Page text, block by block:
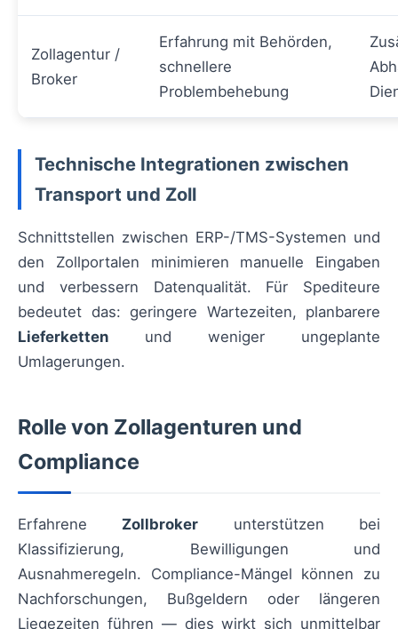
Zollagentur /
Broker
Erfahrung mit Behörden,
schnellere
Problembehebung
Technische Integrationen zwischen
Transport und Zoll
Schnittstellen zwischen ERP-/TMS-Systemen und
den Zollportalen minimieren manuelle Eingaben
und verbessern Datenqualität. Für Spediteure
bedeutet das: geringere Wartezeiten, planbarere
Lieferketten und weniger ungeplante
Umlagerungen.
Rolle von Zollagenturen und
Compliance
Erfahrene Zollbroker unterstützen bei
Klassifizierung, Bewilligungen und
Ausnahmeregeln. Compliance-Mängel können zu
Nachforschungen, Bußgeldern oder längeren
Liegezeiten führen — dies wirkt sich unmittelbar